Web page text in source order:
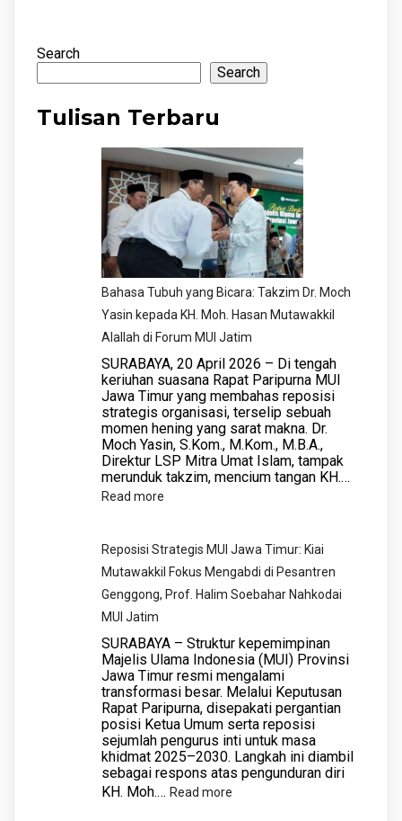
Search
Search
Tulisan Terbaru
Bahasa Tubuh yang Bicara: Takzim Dr. Moch
Yasin kepada KH. Moh. Hasan Mutawakkil
Alallah di Forum MUI Jatim
​SURABAYA, 20 April 2026 – Di tengah
keriuhan suasana Rapat Paripurna MUI
Jawa Timur yang membahas reposisi
strategis organisasi, terselip sebuah
momen hening yang sarat makna. Dr.
Moch Yasin, S.Kom., M.Kom., M.B.A.,
Direktur LSP Mitra Umat Islam, tampak
merunduk takzim, mencium tangan KH.…
Read more
Moch
Yasin
kepada
KH.
Moh.
Hasan
Mutawakkil
Reposisi Strategis MUI Jawa Timur: Kiai
Mutawakkil Fokus Mengabdi di Pesantren
Genggong, Prof. Halim Soebahar Nahkodai
MUI Jatim
​SURABAYA – Struktur kepemimpinan
Majelis Ulama Indonesia (MUI) Provinsi
Jawa Timur resmi mengalami
transformasi besar. Melalui Keputusan
Rapat Paripurna, disepakati pergantian
posisi Ketua Umum serta reposisi
sejumlah pengurus inti untuk masa
khidmat 2025–2030. Langkah ini diambil
sebagai respons atas pengunduran diri
KH. Moh.… Read more